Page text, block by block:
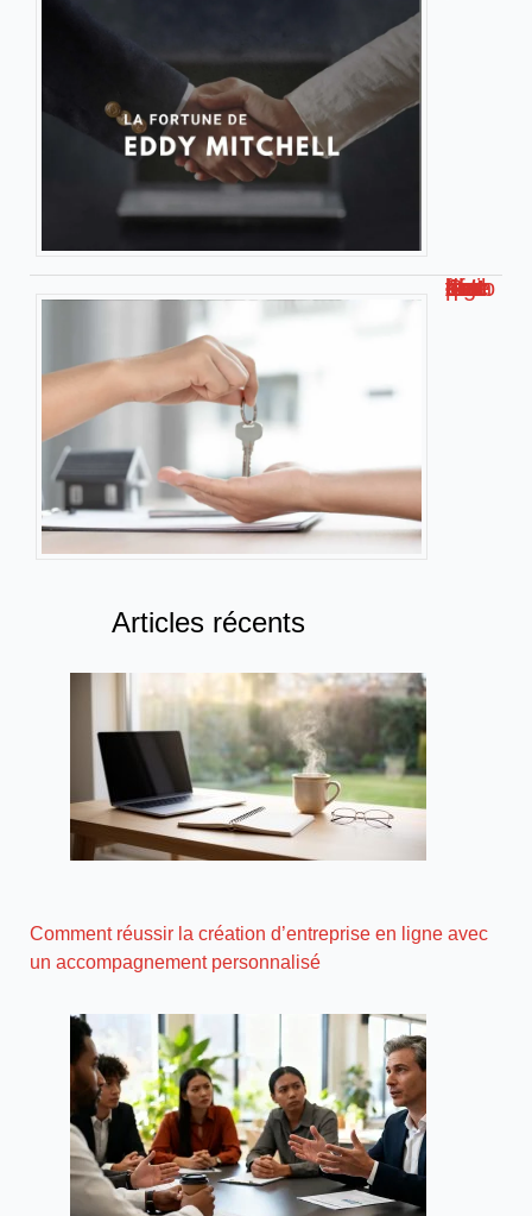
Loc Annonce – Ce qu’il faut savoir sur cette plateforme de logements
Articles récents
Comment réussir la création d’entreprise en ligne avec
un accompagnement personnalisé